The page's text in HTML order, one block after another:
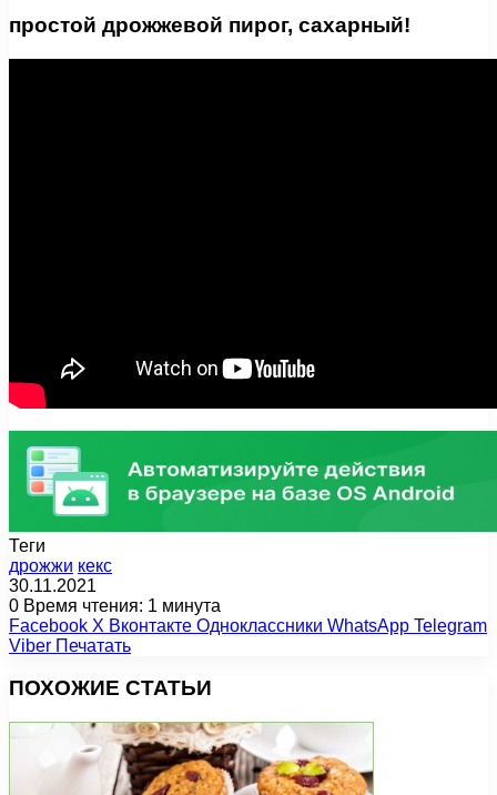
простой дрожжевой пирог, сахарный!
Теги
дрожжи кекс
30.11.2021
0 Время чтения: 1 минута
Facebook X Вконтакте Одноклассники WhatsApp Telegram
Viber Печатать
ПОХОЖИЕ СТАТЬИ